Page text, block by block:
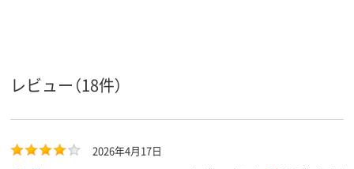
レビュー（18件）
2026年4月17日